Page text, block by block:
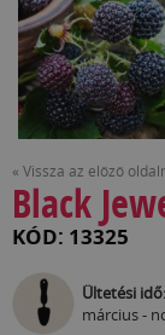
« Vissza az előző
Black
KÓD: 13325
Ültetési idő:
március -